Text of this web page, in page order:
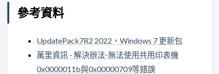
參考資料
UpdatePack7R2 2022，Windows 7 更新包
萬里資訊 - 解決辦法-無法使用共用印表機
0x0000011b與0x00000709等錯誤